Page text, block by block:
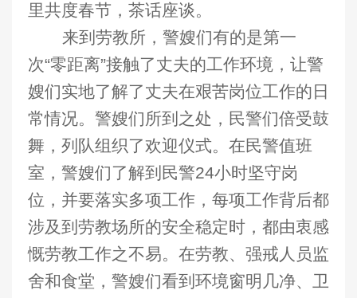
里共度春节，茶话座谈。
来到劳教所，警嫂们有的是第一
次“零距离”接触了丈夫的工作环境，让警
嫂们实地了解了丈夫在艰苦岗位工作的日
常情况。警嫂们所到之处，民警们倍受鼓
舞，列队组织了欢迎仪式。在民警值班
室，警嫂们了解到民警24小时坚守岗
位，并要落实多项工作，每项工作背后都
涉及到劳教场所的安全稳定时，都由衷感
慨劳教工作之不易。在劳教、强戒人员监
舍和食堂，警嫂们看到环境窗明几净、卫